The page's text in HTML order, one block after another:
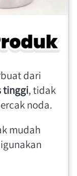
tinggi, tidak
noda.
mudah